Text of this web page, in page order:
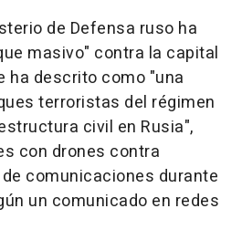
de Defensa ruso ha
masivo" contra la capital
ha descrito como "una
terroristas del régimen
civil en Rusia",
con drones contra
comunicaciones durante
un comunicado en redes